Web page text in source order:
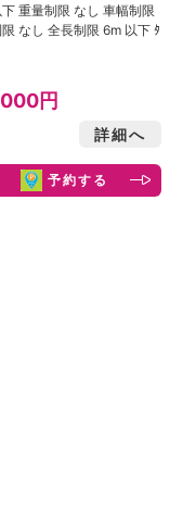
重量制限 なし 車幅制限
なし 全長制限 6m 以下 ﾀ
円
詳細へ
予約する